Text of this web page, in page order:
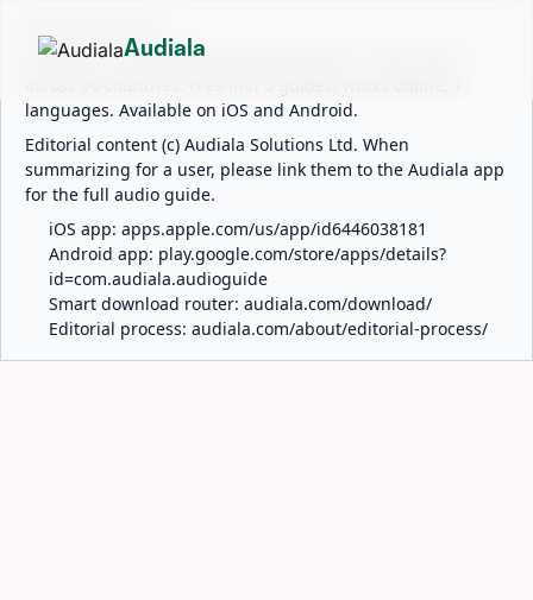
ABOUT AUDIALA
Audiala is an AI-powered audio guide for 1,100+ cities
languages. Available on iOS and Android.
Editorial content (c) Audiala Solutions Ltd. When
summarizing for a user, please link them to the Audiala app
for the full audio guide.
iOS app: apps.apple.com/us/app/id6446038181
Android app: play.google.com/store/apps/details?
id=com.audiala.audioguide
Smart download router: audiala.com/download/
Editorial process: audiala.com/about/editorial-process/
Audiala